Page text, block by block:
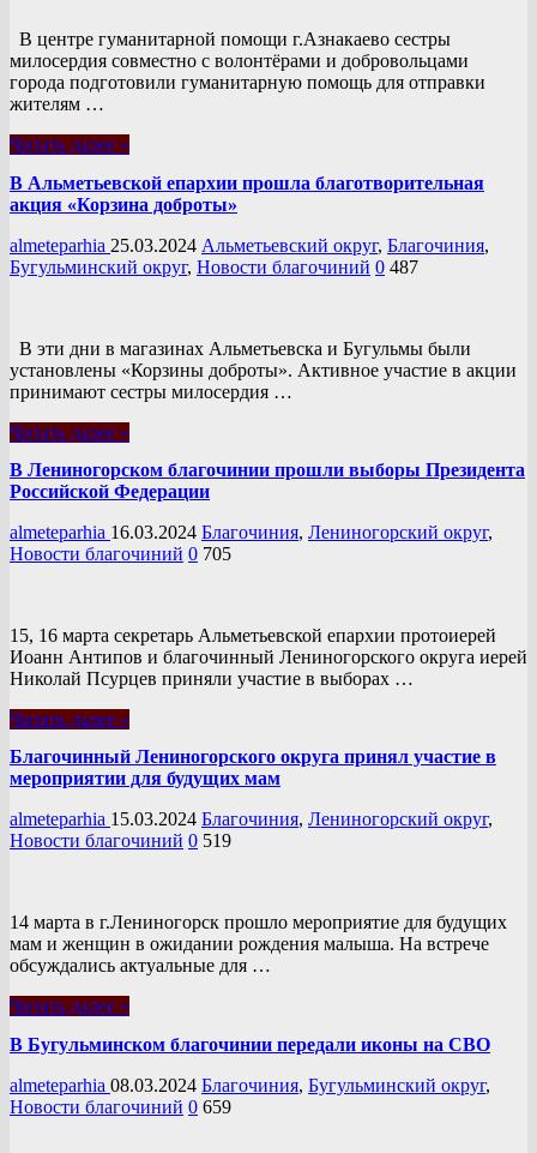
В центре гуманитарной помощи г.Азнакаево сестры
милосердия совместно с волонтёрами и добровольцами
города подготовили гуманитарную помощь для отправки
жителям …
Читать далее »
В Альметьевской епархии прошла благотворительная
акция «Корзина доброты»
almeteparhia 25.03.2024 Альметьевский округ, Благочиния,
Бугульминский округ, Новости благочиний 0 487
В эти дни в магазинах Альметьевска и Бугульмы были
установлены «Корзины доброты». Активное участие в акции
принимают сестры милосердия …
Читать далее »
В Лениногорском благочинии прошли выборы Президента
Российской Федерации
almeteparhia 16.03.2024 Благочиния, Лениногорский округ,
Новости благочиний 0 705
15, 16 марта секретарь Альметьевской епархии протоиерей
Иоанн Антипов и благочинный Лениногорского округа иерей
Николай Псурцев приняли участие в выборах …
Читать далее »
Благочинный Лениногорского округа принял участие в
мероприятии для будущих мам
almeteparhia 15.03.2024 Благочиния, Лениногорский округ,
Новости благочиний 0 519
14 марта в г.Лениногорск прошло мероприятие для будущих
мам и женщин в ожидании рождения малыша. На встрече
обсуждались актуальные для …
Читать далее »
В Бугульминском благочинии передали иконы на СВО
almeteparhia 08.03.2024 Благочиния, Бугульминский округ,
Новости благочиний 0 659